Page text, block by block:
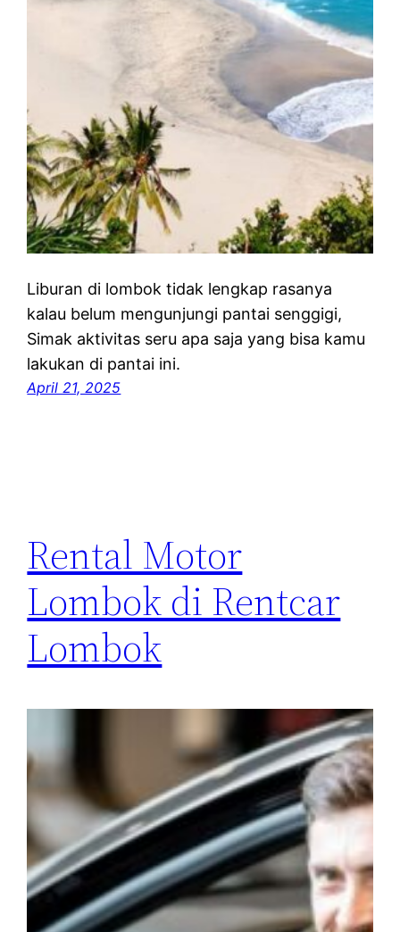
Liburan di lombok tidak lengkap rasanya
kalau belum mengunjungi pantai senggigi,
Simak aktivitas seru apa saja yang bisa kamu
lakukan di pantai ini.
April 21, 2025
Rental Motor
Lombok di Rentcar
Lombok